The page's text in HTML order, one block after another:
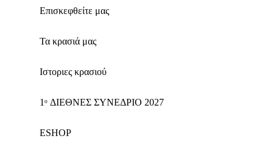
Επισκεφθείτε μας
Τα κρασιά μας
Ιστοριες κρασιού
1ᵒ ΔΙΕΘΝΕΣ ΣΥΝΕΔΡΙΟ 2027
ΕSHOP